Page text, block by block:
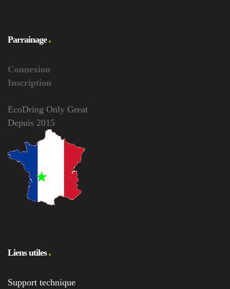
Parrainage
Connexion
Inscription
EcoDring Only Great
Depuis 2015
Liens utiles
Support technique